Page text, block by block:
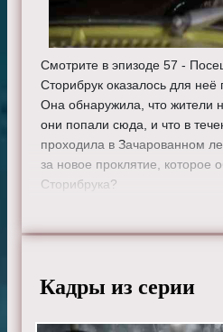
Смотрите в эпизоде 57 -
Сторибрук оказалось для
Она обнаружила, что жители
они попали сюда, и что в
проходила в Зачарованном
за новое проклятие, которое
Сторибрука?
Актеры:Джиннифер Гудвин,
Карлайл, Рафаэль Сбардж,
Бэйли, Меган Ори, Эмили де
Кадры из серии